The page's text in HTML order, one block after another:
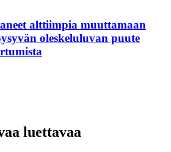
alttiimpia muuttamaan
oleskeluluvan puute
luettavaa